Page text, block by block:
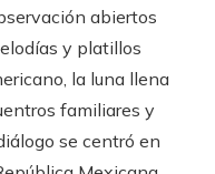
abiertos
y platillos
la luna llena
familiares y
se centró en